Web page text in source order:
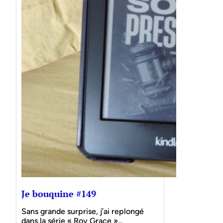
Je bouquine #149
Sans grande surprise, j’ai replongé
dans la série « Roy Grace »…